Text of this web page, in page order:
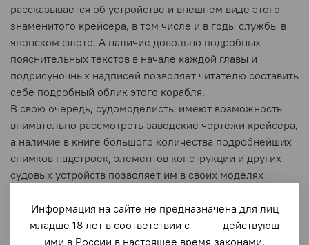
рассказывается об устройстве и внешнем виде этого
знаменитого крейсера, в том числе и в годы службы в
японском флоте. А наличие довольно подробных
пояснительных текстов в начале каждой главы и
подрисуночных надписей позволяет читателю составить
себе подробный облик этого корабля.
В свою очередь, судомоделисты имеют возможность
внимательно рассмотреть заводские чертежи крейсера,
а наличие в книге большого количества подробнейших
снимков надстроек, элементов конструкции и других
судовых устройств позволяет им в своих моделях
натуре.
Найдут много нового в книге и фалеристы, и
нумизматы. Для них в конце книги представлены
Информация на сайте не предназначена для лиц
младше 18 лет в соответствии с действующ
ими в России в настоящее время законами.